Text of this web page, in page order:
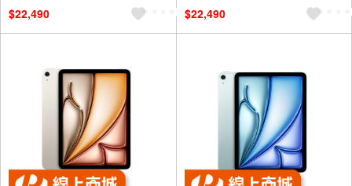
$22,490
$22,490